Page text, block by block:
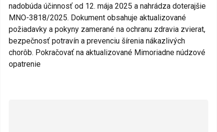
nadobúda účinnosť od 12. mája 2025 a nahrádza doterajšie
MNO-3818/2025. Dokument obsahuje aktualizované
požiadavky a pokyny zamerané na ochranu zdravia zvierat,
bezpečnosť potravín a prevenciu šírenia nákazlivých
chorôb. Pokračovať na aktualizované Mimoriadne núdzové
opatrenie